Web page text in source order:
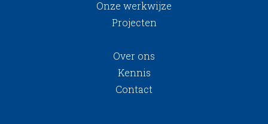
Onze werkwijze
Projecten
Over ons
Kennis
Contact